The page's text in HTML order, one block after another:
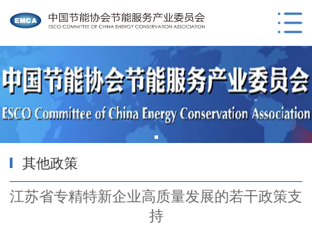
其他政策
江苏省专精特新企业高质量发展的若干政策支
持